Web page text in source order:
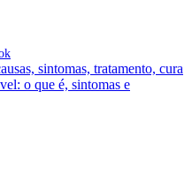
sintomas, tratamento, cura
o que é, sintomas e